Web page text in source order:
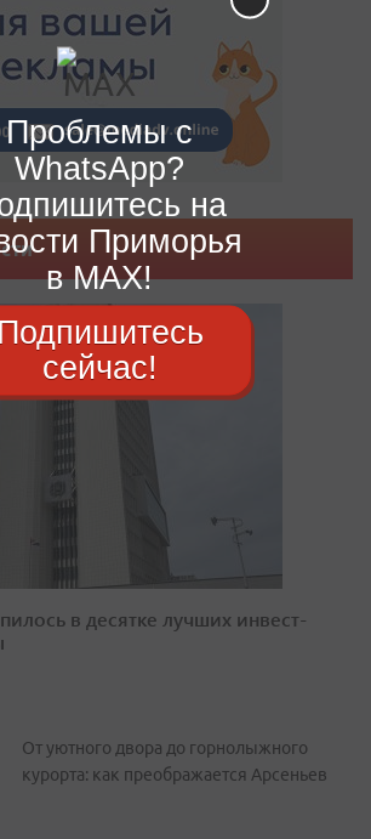
в десятке лучших инвест-
От уютного двора до горнолыжного
курорта: как преображается Арсеньев
Проблемы с
WhatsApp?
на
Приморья
в MAX!
Подпишитесь
сейчас!